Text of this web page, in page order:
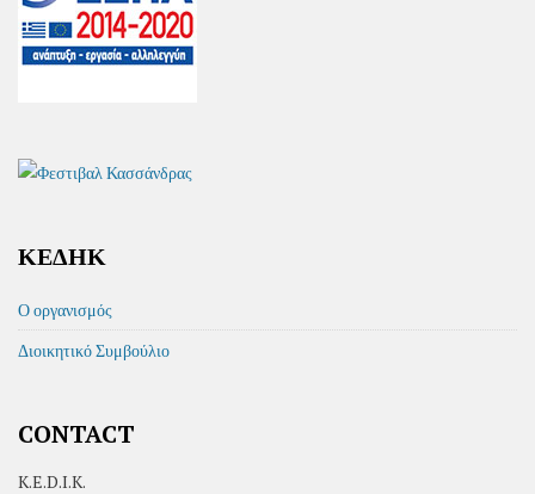
ΚΕΔΗΚ
Ο οργανισμός
Διοικητικό Συμβούλιο
CONTACT
K.E.D.I.K.